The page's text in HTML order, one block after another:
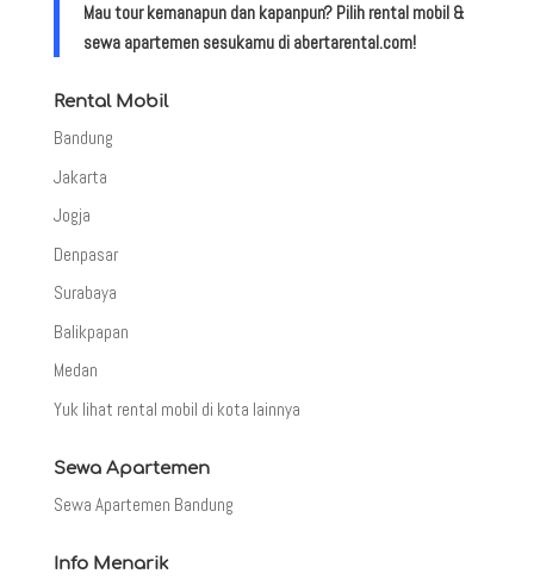
Mau tour kemanapun dan kapanpun? Pilih rental mobil &
sewa apartemen sesukamu di abertarental.com!
Rental Mobil
Bandung
Jakarta
Jogja
Denpasar
Surabaya
Balikpapan
Medan
Yuk lihat rental mobil di kota lainnya
Sewa Apartemen
Sewa Apartemen Bandung
Info Menarik